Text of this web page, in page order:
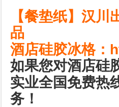
【餐垫纸】汉川
品
酒店硅胶冰格：
如果您对酒店硅
实业全国免费热
务！